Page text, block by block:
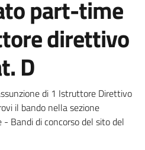
part-time
direttivo
D
di 1 Istruttore Direttivo
il bando nella sezione
Bandi di concorso del sito del